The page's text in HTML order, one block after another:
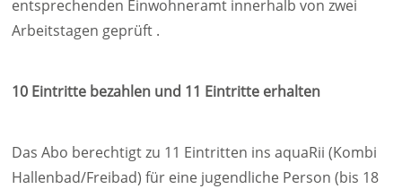
entsprechenden Einwohneramt innerhalb von zwei
Arbeitstagen geprüft .
10 Eintritte bezahlen und 11 Eintritte erhalten
Das Abo berechtigt zu 11 Eintritten ins aquaRii (Kombi
Hallenbad/Freibad) für eine jugendliche Person (bis 18